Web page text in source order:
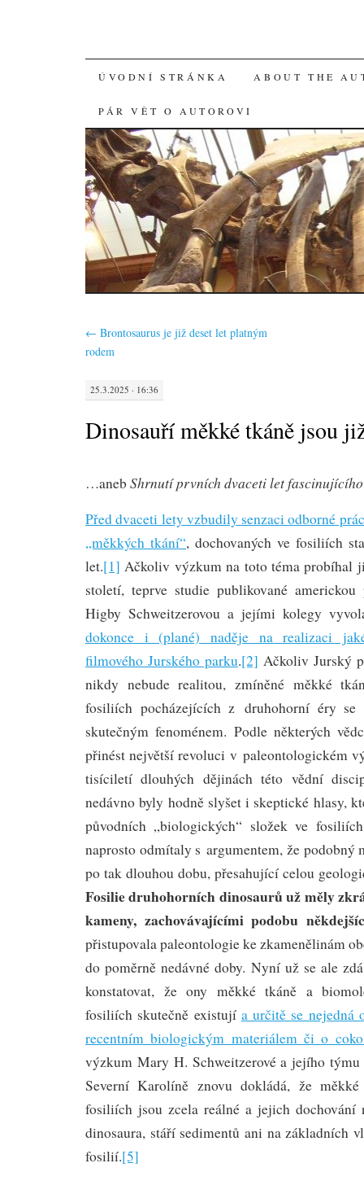
SKIP
TO
CONTENT
ÚVODNÍ STRÁNKA ABOUT THE
PÁR VĚT O AUTOROVI
← Brontosaurus je již deset let platným
rodem
25.3.2025 · 16:36
Dinosauří měkké tkáně jsou
…aneb Shrnutí prvních dvaceti let
Před dvaceti lety vzbudily senzaci odborné
„měkkých tkání“, dochovaných ve fosiliích
let.[1] Ačkoliv výzkum na toto téma probíhal
století, teprve studie publikované
Higby Schweitzerovou a jejími kolegy
dokonce i (plané) naděje na realizaci
filmového Jurského parku.[2] Ačkoliv Jurský
nikdy nebude realitou, zmíněné měkké
fosiliích pocházejících z druhohorní éry se
skutečným fenoménem. Podle některých
přinést největší revoluci v paleontologickém
tisíciletí dlouhých dějinách této vědní
nedávno byly hodně slyšet i skeptické hlasy,
původních „biologických“ složek ve
naprosto odmítaly s argumentem, že podobný
po tak dlouhou dobu, přesahující celou
Fosilie druhohorních dinosaurů už měly
kameny, zachovávajícími podobu
přistupovala paleontologie ke zkamenělinám
do poměrně nedávné doby. Nyní už se ale
konstatovat, že ony měkké tkáně a
fosiliích skutečně existují a určitě se nejedná
recentním biologickým materiálem či o
výzkum Mary H. Schweitzerové a jejího
Severní Karolíně znovu dokládá, že
fosiliích jsou zcela reálné a jejich dochování
dinosaura, stáří sedimentů ani na základních
fosilií.[5]